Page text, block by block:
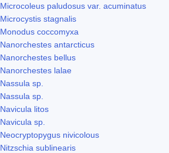
Microcoleus paludosus var. acuminatus
Microcystis stagnalis
Monodus coccomyxa
Nanorchestes antarcticus
Nanorchestes bellus
Nanorchestes lalae
Nassula sp.
Nassula sp.
Navicula litos
Navicula sp.
Neocryptopygus nivicolous
Nitzschia sublinearis